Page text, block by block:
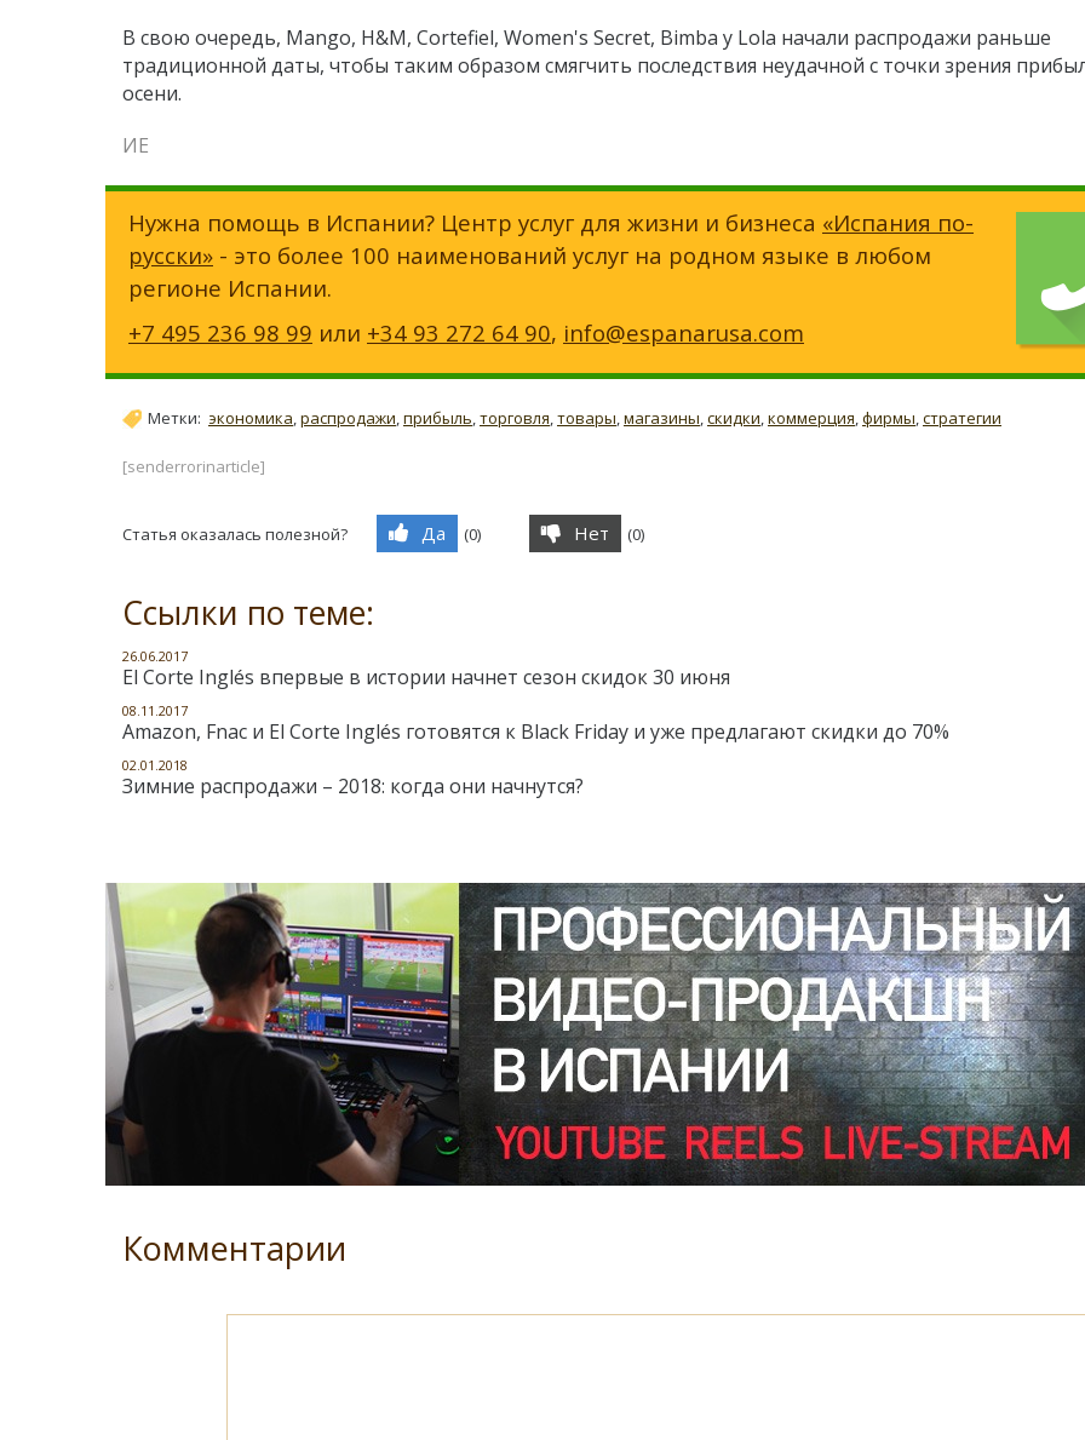
В свою очередь, Mango, H&M, Cortefiel, Women's Secret, Bimba y Lola начали распродажи раньше
традиционной даты, чтобы таким образом смягчить последствия неудачной с точки зрения
осени.
ИЕ
Нужна помощь в Испании? Центр услуг для жизни и бизнеса «Испания по-
русски» - это более 100 наименований услуг на родном языке в любом
регионе Испании.
+7 495 236 98 99 или +34 93 272 64 90, info@espanarusa.com
Метки: экономика,распродажи,прибыль,торговля,товары,магазины,скидки,коммерция,фирмы,стратегии
[senderrorinarticle]
Статья оказалась полезной? Да (0) Нет (0)
Ссылки по теме:
26.06.2017
El Corte Inglés впервые в истории начнет сезон скидок 30 июня
08.11.2017
Amazon, Fnac и El Corte Inglés готовятся к Black Friday и уже предлагают скидки до 70%
02.01.2018
Зимние распродажи – 2018: когда они начнутся?
Комментарии